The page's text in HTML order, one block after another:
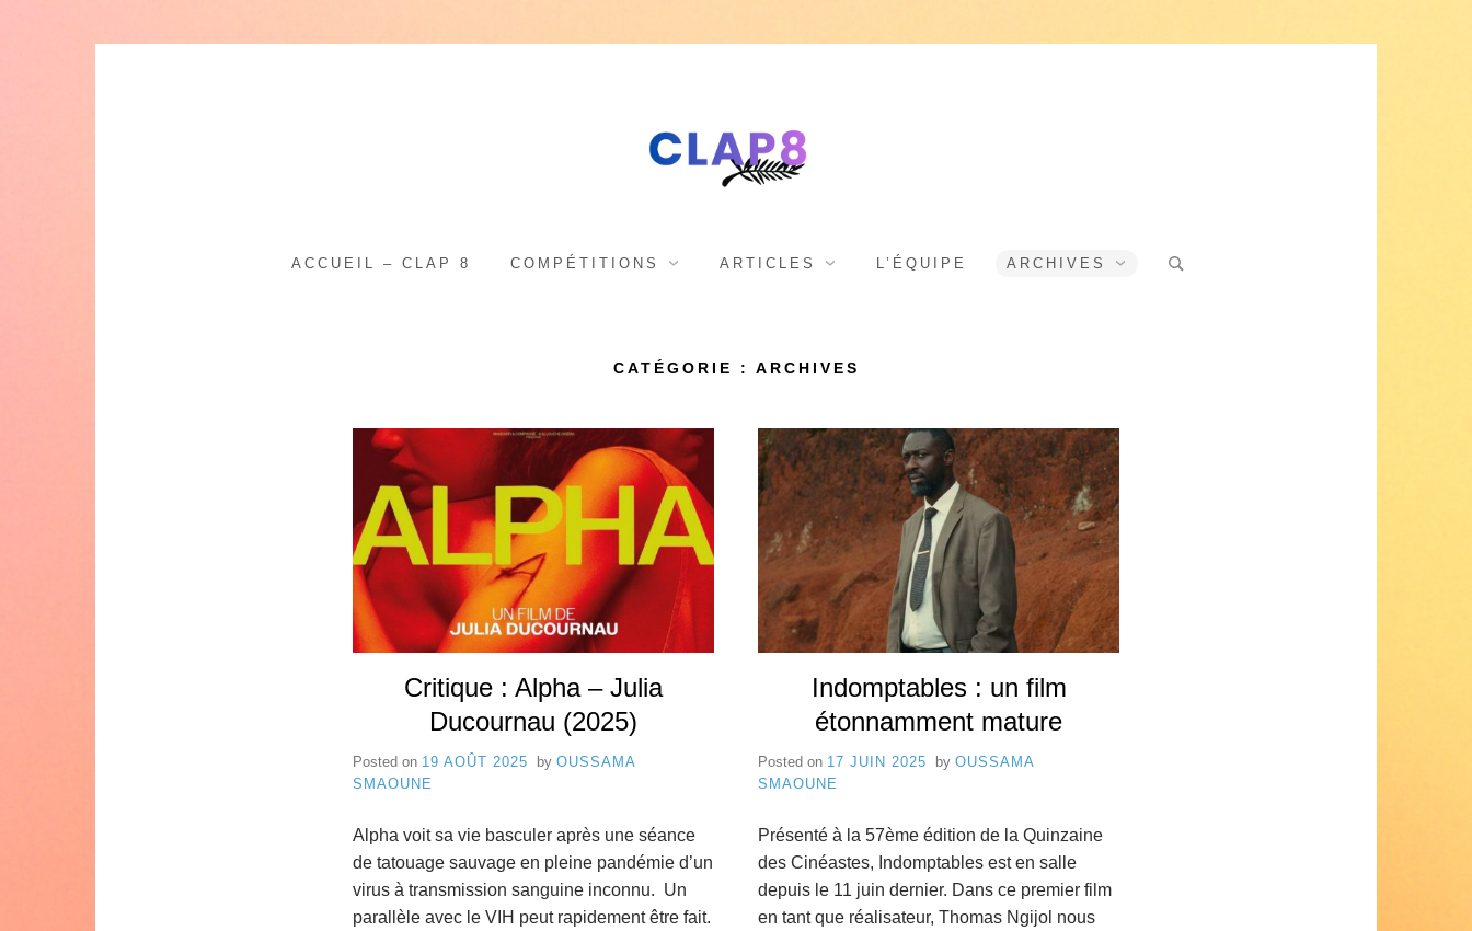
L
A
P
8
v
a
l
d
e
C
a
n
n
e
ACCUEIL – CLAP 8 COMPÉTITIONS ARTICLES L’ÉQUIPE ARCHIVES
Search
CATÉGORIE : ARCHIVES
Critique : Alpha – Julia
Ducournau (2025)
Posted on 19 AOÛT 2025 by OUSSAMA
SMAOUNE
Alpha voit sa vie basculer après une séance
de tatouage sauvage en pleine pandémie d’un
virus à transmission sanguine inconnu. Un
parallèle avec le VIH peut rapidement être fait.
Indomptables : un film
étonnamment mature
Posted on 17 JUIN 2025 by OUSSAMA
SMAOUNE
Présenté à la 57ème édition de la Quinzaine
des Cinéastes, Indomptables est en salle
depuis le 11 juin dernier. Dans ce premier film
en tant que réalisateur, Thomas Ngijol nous